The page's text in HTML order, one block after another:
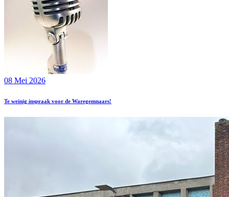
08 Mei 2026
Te weinig inspraak voor de Waregemnaars!